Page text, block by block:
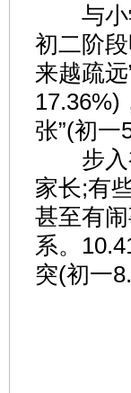
与小学
初二阶
来越疏
17.36%)
张”(初一
步入初
家长;有
甚至有
系。
突(初一